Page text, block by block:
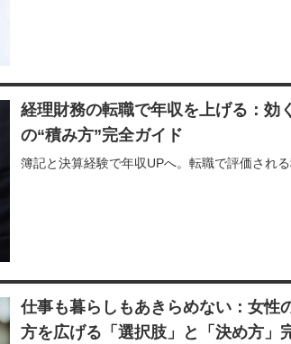
経理財務の転職で年収を上げる：効
の“積み方”完全ガイド
簿記と決算経験で年収UPへ。転職で評価される
仕事も暮らしもあきらめない：女性
方を広げる「選択肢」と「決め方」